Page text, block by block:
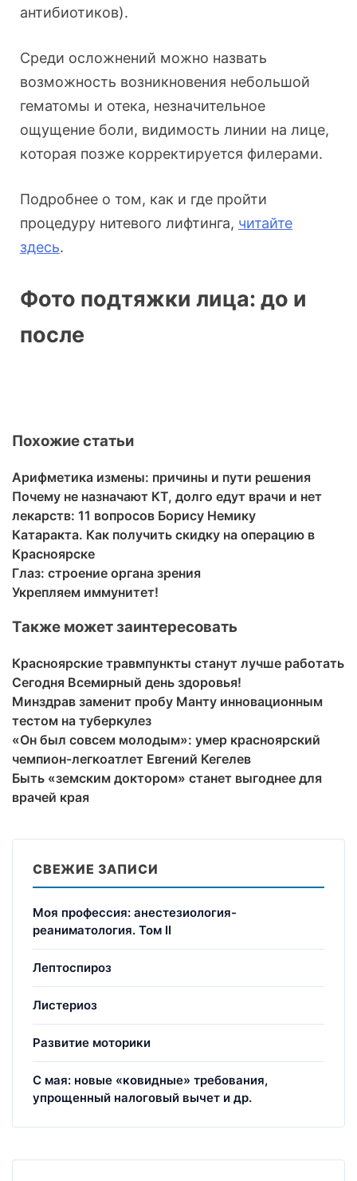
антибиотиков).
Среди осложнений можно назвать
возможность возникновения небольшой
гематомы и отека, незначительное
ощущение боли, видимость линии на лице,
которая позже корректируется филерами.
Подробнее о том, как и где пройти
процедуру нитевого лифтинга, читайте
здесь.
Фото подтяжки лица: до и
после
Похожие статьи
Арифметика измены: причины и пути решения
Почему не назначают КТ, долго едут врачи и нет
лекарств: 11 вопросов Борису Немику
Катаракта. Как получить скидку на операцию в
Красноярске
Глаз: строение органа зрения
Укрепляем иммунитет!
Также может заинтересовать
Красноярские травмпункты станут лучше работать
Сегодня Всемирный день здоровья!
Минздрав заменит пробу Манту инновационным
тестом на туберкулез
«Он был совсем молодым»: умер красноярский
чемпион-легкоатлет Евгений Кегелев
Быть «земским доктором» станет выгоднее для
врачей края
СВЕЖИЕ ЗАПИСИ
Моя профессия: анестезиология-
реаниматология. Том II
Лептоспироз
Листериоз
Развитие моторики
С мая: новые «ковидные» требования,
упрощенный налоговый вычет и др.